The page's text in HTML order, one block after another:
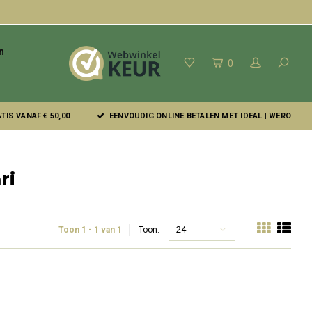
0
VANAF € 50,00 EENVOUDIG ONLINE BETALEN MET IDEAL | WERO
Toon 1 - 1 van 1 Toon: 24